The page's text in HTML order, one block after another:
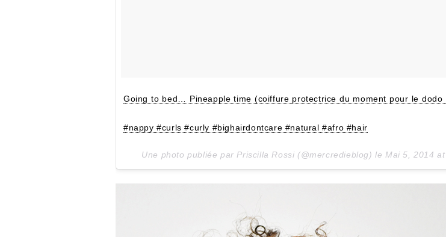
Going to bed… Pineapple time (coiffure protectrice du moment pour le dodo
#nappy #curls #curly #bighairdontcare #natural #afro #hair
Une photo publiée par Priscilla Rossi (@mercredieblog) le Mai 5, 2014